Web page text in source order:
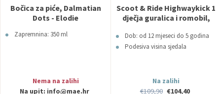
Bočica za piće, Dalmatian
Dots - Elodie
Zapremnina: 350 ml
Nema na zalihi
Na upit: info@mae.hr
Scoot & Ride Highwaykick 1
dječja guralica i romobil,
Dob: od 12 mjeseci do 5 godina
Podesiva visina sjedala
Na zalihi
€109,90 €104,40